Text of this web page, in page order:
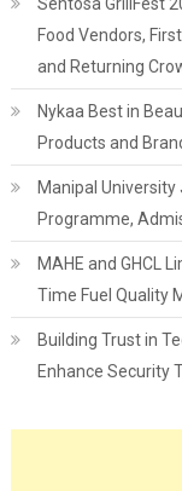
Food Vendors,
and Returning
Nykaa Best in
Products and
Manipal University
Programme,
MAHE and GHCL
Time Fuel Quality
Building Trust in
Enhance Security